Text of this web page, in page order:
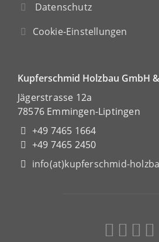
Datenschutz
Cookie-Einstellungen
Kupferschmid Holzbau GmbH
Jägerstrasse 12a
78576 Emmingen-Liptingen
+49 7465 1664
+49 7465 2450
info(at)kupferschmid-